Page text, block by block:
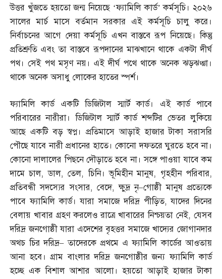
উত্তর খুঁজতে হয়তো জন্ম নিয়েছে ‘ফ্যামিলি কার্ড’ কর্মসূচি। ২০২৬
সালের মার্চ মাসে বর্তমান সরকার এই কর্মসূচি চালু করে।
নির্বাচনের আগে দেয়া কর্মসূচি এখন বাস্তবে রূপ নিয়েছে। কিন্তু
প্রতিশ্রুতি এবং তা বাস্তবে রূপদানের মাঝখানে থাকে একটা দীর্ঘ
পথ। সেই পথ মসৃণ নয়। এই দীর্ঘ পথে থাকে অনেক ঝড়ঝঞ্ঝা।
থাকে অনেক অসাধু লোকের হাতের স্পর্শ।
ফ্যামিলি কার্ড একটি ডিজিটাল স্মার্ট কার্ড। এই কার্ড পাবে
পরিবারের নারীরা। ডিজিটাল স্মার্ট কার্ড শব্দটির ভেতর লুকিয়ে
আছে একটি বড় স্বপ্ন। প্রতিমাসে আড়াই হাজার টাকা সরাসরি
পৌছে যাবে নারী প্রধানের হাতে। কোনো দফতরে ঘুরতে হবে না।
কোনো দালালের পিছনে দৌড়াতে হবে না। সঙ্গে পাওয়া যাবে কম
দামে চাল,ডাল,তেল,চিনি। ভূমিহীন মানুষ, গৃহহীন পরিবার,
প্রতিবন্ধী সদস্যের সংসার, বেদে,ক্ষুদ্র নৃ–গোষ্ঠী মানুষ প্রত্যেকে
পাবে ফ্যামিলি কার্ড। যারা সমাজে দরিদ্র পীড়িত,যাদের দিনের
বেলায় খাবার গ্রহণ করলেও রাত্রে খাবারের নিশ্চয়তা নেই, যেসব
দরিদ্র জনগোষ্ঠী যারা এদেশের বৃহত্তর সমাজে খাদ্যের জোগানদার
অথচ চির দরিদ্র–তাদেরকে প্রথমে এ ফ্যামিলি কার্ডের আওতায়
আনা হবে। গ্রাম বাংলার দরিদ্র জনগোষ্ঠীর জন্য ফ্যামিলি কার্ড
হচ্ছে এক বিশাল আশার আলো। হয়তো আড়াই হাজার টাকা